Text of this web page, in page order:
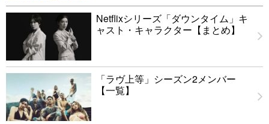
Netflixシリーズ「ダウンタイム」キ
ャスト・キャラクター【まとめ】
「ラヴ上等」シーズン2メンバー
【一覧】